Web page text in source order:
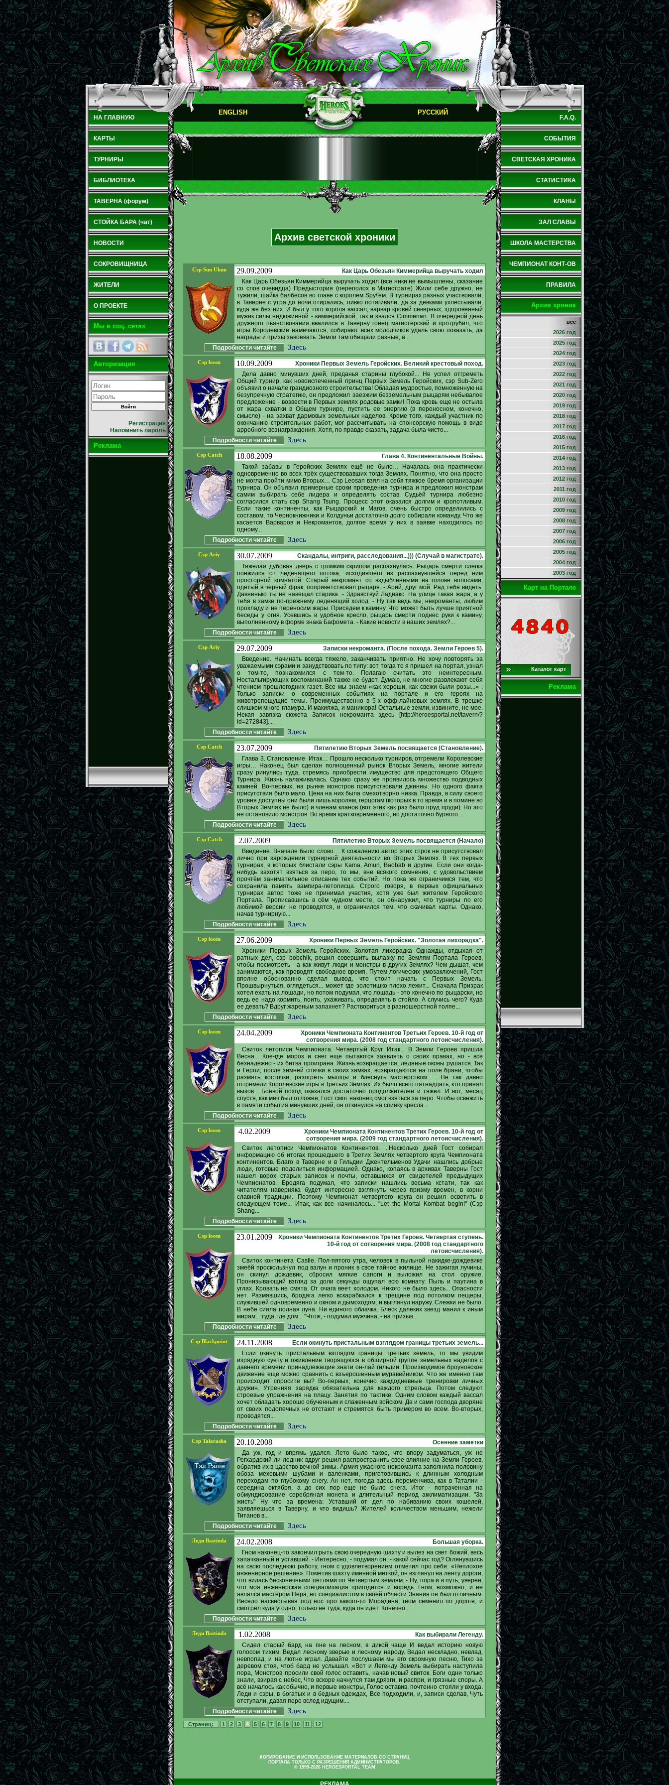
НА ГЛАВНУЮ
КАРТЫ
ТУРНИРЫ
БИБЛИОТЕКА
ТАВЕРНА (форум)
СТОЙКА БАРА (чат)
НОВОСТИ
СОКРОВИЩНИЦА
ЖИТЕЛИ
О ПРОЕКТЕ
Мы в соц. сетях
Авторизация
Регистрация
Напомнить пароль
Реклама
ENGLISH РУССКИЙ
Архив светской хроники
Сэр Sun Ukun 29.09.2009
Как Царь Обезьян Киммерийца выручать ходил
Как Царь Обезьян Киммерийца выручать ходил (все ники не вымышлены, сказание
со слов очевидца) Предыстория (переполох в Магистрате) Жили себе дружно, не
тужили, шайка балбесов во главе с королем Spy\'ем. В турнирах разных участвовали,
в Таверне с утра до ночи отирались, пивко потягивали, да за девками ухлёстывали,
куда же без них. И был у того короля вассал, варвар кровей северных, здоровенный
мужик силы недюжинной - киммерийской, так и звался Cimmerian. В очередной день
дружного пьянствования ввалился в Таверну гонец магистерский и протрубил, что
игры Королевские намечаются, собирают всех молодчиков удаль свою показать, да
награды и призы завоевать. Земли там обещали разные, а...
Подробности читайте
Здесь
Сэр loom 10.09.2009
Хроники Первых Земель Геройских. Великий крестовый поход.
Дела давно минувших дней, преданья старины глубокой... Не успел отгреметь
Общий турнир, как новоиспеченный принц Первых Земель Геройских, сэр Sub-Zero
объявил о начале грандиозного строительства! Обладая мудростью, помноженную на
безупречную стратегию, он предложил заезжим безземельным рыцарям небывалое
предложение - возвести в Первых землях родовые замки! Пока кровь еще не остыла
от жара схватки в Общем турнире, пустить ее энергию (в переносном, конечно,
смысле) - на захват дармовых земельных наделов. Кроме того, каждый участник по
окончанию строительных работ, мог рассчитывать на спонсорскую помощь в виде
арробного вознаграждения. Хотя, по правде сказать, задача была чисто...
Подробности читайте
Здесь
Сэр Catch 18.08.2009
Глава 4. Континентальные Войны.
Такой забавы в Геройских Землях ещё не было… Началась она практически
одновременно во всех трёх существовавших тогда Землях. Понятно, что она просто
не могла пройти мимо Вторых… Сэр Leosan взял на себя тяжкое бремя организации
турнира. Он объявил примерные сроки проведения турнира и предложил монстрам
самим выбирать себе лидера и определять состав. Судьёй турнира любезно
согласился стать сэр Shang Tsung. Процесс этот оказался долгим и кропотливым.
Если такие континенты, как Рыцарский и Магов, очень быстро определились с
составом, то Чернокнижники и Колдуньи достаточно долго собирали команду. Что же
касается Варваров и Некромантов, долгое время у них в заявке находилось по
одному...
Подробности читайте
Здесь
Сэр Ariy 30.07.2009
Скандалы, интриги, расследования...))) (Случай в магистрате).
Тяжелая дубовая дверь с громким скрипом распахнулась. Рыцарь смерти слегка
поежился от леденящего потока, исходившего из распахнувшейся перед ним
просторной комнатой. Старый некромант со вздыбленными на голове волосами,
одетый в черный фрак, поприветствовал рыцаря. - Арий, друг мой. Рад тебя видеть.
Давненько ты не навещал старика. - Здравствуй Ладнакс. На улице такая жара, а у
тебя в замке по-прежнему леденящий холод. - Ну так ведь мы, некроманты, любим
прохладу и не переносим жары. Присядем к камину. Что может быть лучше приятной
беседы у огня. Усевшись в удобное кресло, рыцарь смерти поднес руки к камину,
выполненному в форме знака Бафомета. - Какие новости в наших землях?...
Подробности читайте
Здесь
Сэр Ariy 29.07.2009
Записки некроманта. (После похода. Земли Героев 5).
Введение. Начинать всегда тяжело, заканчивать приятно. Не хочу повторять за
уважаемыми сэрами и занудствовать по типу: вот тогда то я пришел на портал, узнал
о том-то, познакомился с тем-то. Полагаю считать это неинтересным.
Ностальгирующих воспоминаний также не будет. Думаю, не многие развлекают себя
чтением прошлогодних газет. Все мы знаем «как хороши, как свежи были розы...» .
Только записки о современных событиях на портале и его героях на
животрепещущие темы. Преимущественно в 5-х офф-лайновых землях. В трешке
слишком много гламура. И макияжа, и маникюра! Остальные земли, извините, не мое.
Некая завязка сюжета Записок некроманта здесь [http://heroesportal.net/tavern/?
id=272843]....
Подробности читайте
Здесь
Сэр Catch 23.07.2009
Пятилетию Вторых Земель посвящается (Становление).
Глава 3. Становление. Итак… Прошло несколько турниров, отгремели Королевские
игры… Наконец был сделан полноценный рынок Вторых Земель, многие жители
сразу ринулись туда, стремясь приобрести имущество для предстоящего Общего
Турнира. Жизнь налаживалась. Однако сразу же проявилось множество подводных
камней. Во-первых, на рынке монстров присутствовали джинны. Но одного факта
присутствия было мало. Цена на них была смехотворно низка. Правда, в силу своего
уровня доступны они были лишь королям, герцогам (которых в то время и в помине во
Вторых Землях не было) и членам кланов (вот этих как раз было пруд пруди). Но это
не остановило монстров. Во время кратковременного, но достаточно бурного...
Подробности читайте
Здесь
Сэр Catch 2.07.2009
Пятилетию Вторых Земель посвящается (Начало)
Введение. Вначале было слово… К сожалению автор этих строк не присутствовал
лично при зарождении турнирной деятельности во Вторых Землях. В тех первых
турнирах, в которых блистали сэры Kama, Amun, Baobab и другие. Если они когда-
нибудь захотят взяться за перо, то мы, вне всякого сомнения, с удовольствием
прочтём занимательное описание тех событий. Но пока же ограничимся тем, что
сохранила память вампира-летописца. Строго говоря, в первых официальных
турнирах автор тоже не принимал участия, хотя уже был жителем Геройского
Портала. Прописавшись в сём чудном месте, он обнаружил, что турниры по его
любимой версии не проводятся, и ограничился тем, что скачивал карты. Однако,
начав турнирную...
Подробности читайте
Здесь
Сэр loom 27.06.2009
Хроники Первых Земель Геройских. "Золотая лихорадка".
Хроники Первых Земель Геройских. Золотая лихорадка Однажды, отдыхая от
ратных дел, сэр bobchik, решил совершить вылазку по Землям Портала Героев,
чтобы посмотреть - а как живут люди и монстры в других Землях? Чем дышат, чем
занимаются, как проводят свободное время. Путем логических умозаключений, Гост
вполне обоснованно сделал вывод, что стоит начать с Первых Земель.
Прошвырнуться, оглядеться... может где золотишко плохо лежит... Сначала Призрак
хотел ехать на лошади, но потом подумал, что лошадь - это конечно по рыцарски, но
ведь ее надо кормить, поить, ухаживать, определять в стойло. А случись чего? Куда
ее девать? Вдруг жареным запахнет? Раствориться в разношерстной толпе...
Подробности читайте
Здесь
Сэр loom 24.04.2009
Хроники Чемпионата Континентов Третьих Героев. 10-й год от
сотворения мира. (2008 год стандартного летоисчисления).
Свиток летописи Чемпионата. Четвертый Круг. Итак... В Земли Героев пришла
Весна... Кое-где мороз и снег еще пытаются заявлять о своих правах, но - все
безнадежно - их битва проиграна. Жизнь возвращается, ледяные оковы рушатся. Так
и Герои, после зимней спячки в своих замках, возвращаются на поле брани, чтобы
размять косточки, разогреть мышцы и блеснуть мастерством... ...Не так давно
отгремели Королевские игры в Третьих Землях. Их было всего пятнадцать, кто принял
вызов... Боевой поход оказался достаточно продолжителен и тяжел. И вот, месяц
спустя, как меч был отложен, Гост смог наконец смог взяться за перо. Чтобы освежить
в памяти события минувших дней, он откинулся на спинку кресла...
Подробности читайте
Здесь
Сэр loom 4.02.2009
Хроники Чемпионата Континентов Третих Героев. 10-й год от
сотворения мира. (2009 год стандартного летоисчисления).
Свиток летописи Чемпионатов Континентов. ...Несколько дней Гост собирал
информацию об итогах прошедшего в Третих Землях четвертого круга Чемпионата
континентов. Благо в Таверне и в Гильдии Джентельменов Удачи нашлись добрые
люди, готовые поделиться информацией. Однако, копаясь в архивах Таверны Гост
нашел ворох старых записок и почты, оставшихся от свидетелей предыдущих
Чемпионатов. Бродяга подумал, что записки нашлись весьма кстати, так как
читателям наверняка будет интересно взглянуть через призму времен, в корни
славной традиции. Поэтому Чемпионат четвертого круга он решил осветить в
следующем томе... Итак, как все начиналось... "Let the Mortal Kombat begin!" (Сэр
Shang...
Подробности читайте
Здесь
Сэр loom 23.01.2009
Хроники Чемпионата Континентов Третих Героев. Четвертая ступень.
10-й год от сотворения мира. (2008 год стандартного
летоисчисления).
Свиток континета Castle. Пол-пятого утра, человек в пыльной накидке-дождевике
змеёй проскользнул под валун и проник в свое тайное жилище. Не зажигая лучины,
он скинул дождевик, сбросил мягкие сапоги и выложил на стол оружие.
Пронизывающий взгляд за доли секунды ощупал всю комнату. Пыль и паутина в
углах. Кровать не смята. От очага веет холодом. Никого не было здесь... Опасности
нет. Размявшись, бродяга легко вскарабкался к трещине под потолком пещеры,
служившей одновременно и окном и дымоходом, и выглянул наружу. Слежки не было.
В небе сияла полная луна. Ни единого облачка. Блеск далеких звезд манил к иным
мирам... туда, где дом... "Чтож, - подумал мужчина, - на призыв...
Подробности читайте
Здесь
Сэр Blackpoint 24.11.2008
Если окинуть пристальным взглядом границы третьих земель...
Если окинуть пристальным взглядом границы третьих земель, то мы увидим
изрядную суету и оживление творящуюся в обширной группе земельных наделов с
давнего времени принадлежащие знати он-лай гильдии. Производимое броуновское
движение еще можно сравнить с взъерошенным муравейником. Что же именно там
происходит спросите вы? Во-первых, конечно каждодневные тренировки личных
дружин. Утренняя зарядка обязательна для каждого стрельца. Потом следуют
строевые упражнения на плацу. Занятия по тактике. Одним словом каждый вассал
хочет обладать хорошо обученным и слаженным войском. Да и сами господа дворяне
от своих подопечных не отстают и стремятся быть примером во всем. Во-вторых,
проводятся...
Подробности читайте
Здесь
Сэр Talarasha 20.10.2008
Осенние заметки
Да уж, год и впрямь удался. Лето было такое, что впору задуматься, уж не
Регхардский ли ледник вдруг решил распространить свое влияние на Земли Героев,
обратив их в царство вечной зимы. Армия ужасного некроманта заполнила половину
обоза меховыми шубами и валенками, приготовившись к длинным холодным
переходам по глубокому снегу. Ан нет, погода здесь переменчива, как в Таталии -
середина октября, а до сих пор еще не было снега. Итог - потраченная на
обмундирование серебряная монета и длительный период акклиматизации. "За
жисть" Ну что за времена: Уставший от дел по набиванию своих кошелей,
заявляешься в Таверну, и что видишь? Жителей количеством меньшим, нежели
Титанов в...
Подробности читайте
Здесь
Леди Bastinda 24.02.2008
Большая уборка.
Гном наконец-то закончил рыть свою очередную шахту и вылез на свет божий, весь
запачканный и уставший. - Интересно, - подумал он, - какой сейчас год? Оглянувшись
на свою последнюю работу, гном с удовлетворением отметил про себя: «Неплохое
инженерное решение». Пометив шахту именной меткой, он взглянул на ленту дороги,
что вилась бесконечными петлями по Четвертым землям: - Ну, пора и в путь, уверен,
что моя инженерская специализация пригодится и впредь. Гном, возможно, и не
являлся мастером Пера, но специалистом в своей области Знания он был отличным.
Весело насвистывая под нос про какого-то Морадина, гном семенил по дороге, и
смотрел куда угодно, только не туда, куда он идет. Конечно...
Подробности читайте
Здесь
Леди Bastinda 1.02.2008
Как выбирали Легенду.
Сидел старый бард на пне на лесном, в дикой чаще И ведал историю новую
голосом тихим. Ведал лесному зверью и лесному народу. Ведал нескладно, невлад,
невпопад, и на лютне играл. Давайте послушаем мы его скромную песню, Тихо за
деревом стоя, чтоб бард не услышал. «Вот и Легенду Земель выбирать наступила
пора, Монстров просили свой голос оставить, начав новый свиток. Боги одни только
знали, взирая с небес, Что вскоре начнутся там дрязги, и распри, и грязные споры. А
всё началось как обычно, и первые монстры, Голос оставив, почтенно стояли у входа.
Леди и сэры, в богатых и в бедных одеждах, Все подходили, и, записи сделав, Чуть
отступали, давая перо вслед идущим....
Подробности читайте
Здесь
Страниц: 1 2 3 4 5 6 7 8 9 10 11 12
КОПИРОВАНИЕ И ИСПОЛЬЗОВАНИЕ МАТЕРИАЛОВ СО СТРАНИЦ
ПОРТАЛА ТОЛЬКО С РАЗРЕШЕНИЯ АДМИНИСТРАТОРОВ.
© 1999-2026 HEROESPORTAL TEAM
F.A.Q.
СОБЫТИЯ
СВЕТСКАЯ ХРОНИКА
СТАТИСТИКА
КЛАНЫ
ЗАЛ СЛАВЫ
ШКОЛА МАСТЕРСТВА
ЧЕМПИОНАТ КОНТ-ОВ
ПРАВИЛА
Архив хроник
все
2026 год
2025 год
2024 год
2023 год
2022 год
2021 год
2020 год
2019 год
2018 год
2017 год
2016 год
2015 год
2014 год
2013 год
2012 год
2011 год
2010 год
2009 год
2008 год
2007 год
2006 год
2005 год
2004 год
2003 год
Карт на Портале
Каталог карт
Реклама